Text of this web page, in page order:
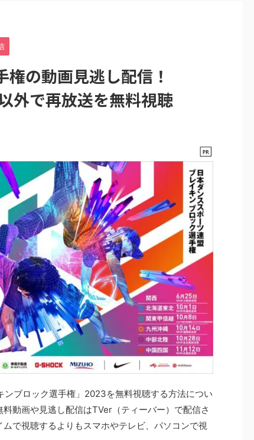
の動画見逃し配信！
外で再放送を無料視聴
ブロック選手権」2023を無料視聴する方法につい
動画や見逃し配信はTVer（ティーバー）で配信さ
で視聴するよりもスマホやテレビ、パソコンで視